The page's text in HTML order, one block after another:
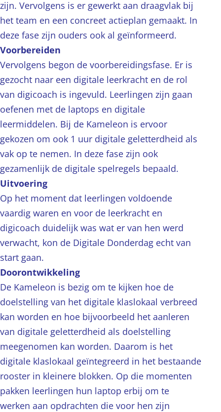
zijn. Vervolgens is er gewerkt aan draagvlak bij
het team en een concreet actieplan gemaakt. In
deze fase zijn ouders ook al geïnformeerd.
Voorbereiden
Vervolgens begon de voorbereidingsfase. Er is
gezocht naar een digitale leerkracht en de rol
van digicoach is ingevuld. Leerlingen zijn gaan
oefenen met de laptops en digitale
leermiddelen. Bij de Kameleon is ervoor
gekozen om ook 1 uur digitale geletterdheid als
vak op te nemen. In deze fase zijn ook
gezamenlijk de digitale spelregels bepaald.
Uitvoering
Op het moment dat leerlingen voldoende
vaardig waren en voor de leerkracht en
digicoach duidelijk was wat er van hen werd
verwacht, kon de Digitale Donderdag echt van
start gaan.
Doorontwikkeling
De Kameleon is bezig om te kijken hoe de
doelstelling van het digitale klaslokaal verbreed
kan worden en hoe bijvoorbeeld het aanleren
van digitale geletterdheid als doelstelling
meegenomen kan worden. Daarom is het
digitale klaslokaal geïntegreerd in het bestaande
rooster in kleinere blokken. Op die momenten
pakken leerlingen hun laptop erbij om te
werken aan opdrachten die voor hen zijn